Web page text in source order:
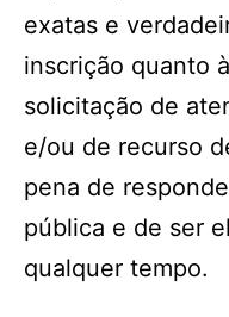
exatas e
inscrição quanto
solicitação de
e/ou de recurso
pena de
pública e de ser
qualquer tempo.